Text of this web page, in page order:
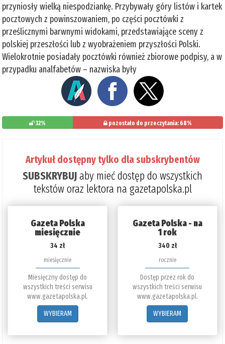
przyniosły wielką niespodziankę. Przybywały góry listów i kartek
pocztowych z powinszowaniem, po części pocztówki z
prześlicznymi barwnymi widokami, przedstawiające sceny z
polskiej przeszłości lub z wyobrażeniem przyszłości Polski.
Wielokrotnie posiadały pocztówki również zbiorowe podpisy, a w
przypadku analfabetów – nazwiska były
32% pozostało do przeczytania: 68%
Artykuł dostępny tylko dla subskrybentów
SUBSKRYBUJaby mieć dostęp do wszystkich
tekstów oraz lektora na gazetapolska.pl
Gazeta Polska
miesięcznie
34 zł
miesięcznie
Miesięczny dostęp do
wszystkich treści serwisu
www.gazetapolska.pl.
WYBIERAM
Gazeta Polska - na
1 rok
340 zł
rocznie
Dostęp przez rok do
wszystkich treści serwisu
www.gazetapolska.pl.
WYBIERAM